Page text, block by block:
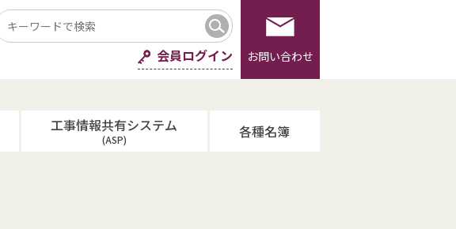
会員ログイン お問い合わせ
工事情報共有システム
(ASP) 各種名簿